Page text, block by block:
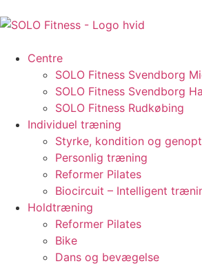
Centre
SOLO Fitness Svendborg
SOLO Fitness Svendborg
SOLO Fitness Rudkøbing
Individuel træning
Styrke, kondition og
Personlig træning
Reformer Pilates
Biocircuit – Intelligent
Holdtræning
Reformer Pilates
Bike
Dans og bevægelse